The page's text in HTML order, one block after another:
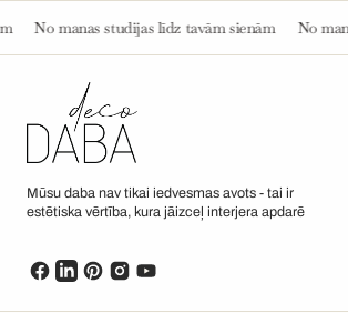
tavām sienām No manas studijas līdz tavām
Mūsu daba nav tikai iedvesmas avots - tai ir
estētiska vērtība, kura jāizceļ interjera apdarē